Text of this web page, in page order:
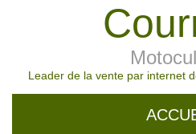
Leader de la vente par internet